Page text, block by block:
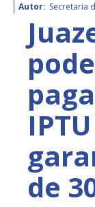
Autor: Secretaria
de